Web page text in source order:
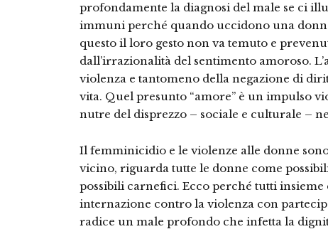
profondamente la diagnosi del male se ci
immuni perché quando uccidono una
questo il loro gesto non va temuto e
dall’irrazionalità del sentimento amoroso.
violenza e tantomeno della negazione di
vita. Quel presunto “amore” è un impulso
nutre del disprezzo – sociale e culturale –
Il femminicidio e le violenze alle donne
vicino, riguarda tutte le donne come
possibili carnefici. Ecco perché tutti
internazione contro la violenza con
radice un male profondo che infetta la